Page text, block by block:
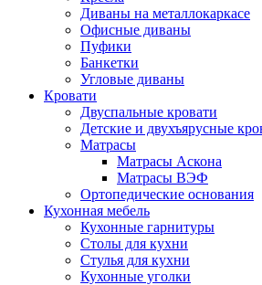
Диваны на металлокаркасе
Офисные диваны
Пуфики
Банкетки
Угловые диваны
Кровати
Двуспальные кровати
Детские и двухъярусные
Матрасы
Матрасы Аскона
Матрасы ВЭФ
Ортопедические основания
Кухонная мебель
Кухонные гарнитуры
Столы для кухни
Стулья для кухни
Кухонные уголки